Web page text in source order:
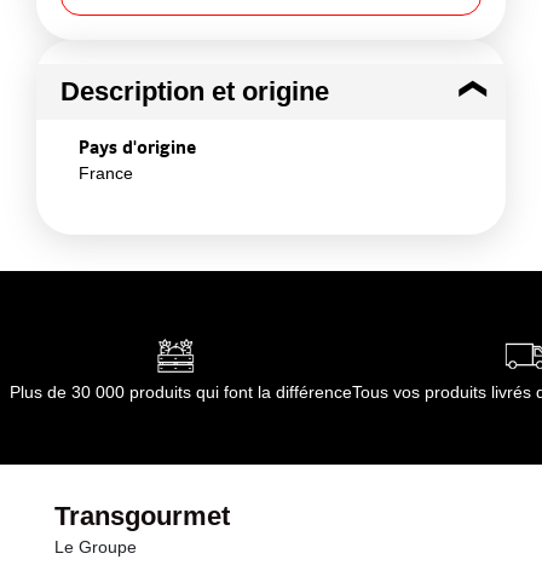
Description et origine
Pays d'origine
France
Plus de 30 000 produits qui font la différenceTous vos produits livrés
Transgourmet
Le Groupe